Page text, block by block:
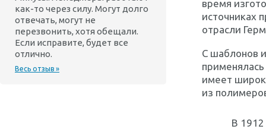
как-то через силу. Могут долго
отвечать, могут не
перезвонить, хотя обещали.
Если исправите, будет все
отлично.
Весь отзыв »
время
источниках
отрасли
С шаблонов
имеет
из
В 1912